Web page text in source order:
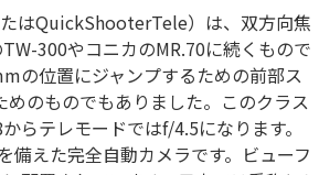
はQuickShooterTele）は、双方向焦
300やコニカのMR.70に続くもので
の位置にジャンプするための前部ス
のものでもありました。このクラス
らテレモードではf/4.5になります。
備えた完全自動カメラです。ビューフ